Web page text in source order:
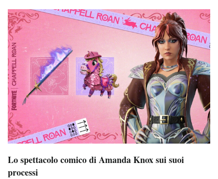
Lo spettacolo comico di Amanda Knox sui suoi
processi